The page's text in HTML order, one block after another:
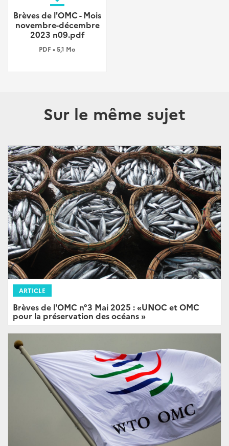
Brèves de l'OMC - Mois
novembre-décembre
2023 n09.pdf
PDF • 5,1 Mo
Sur le même sujet
ARTICLE
Brèves de l'OMC n°3 Mai 2025 : «UNOC et OMC
pour la préservation des océans »